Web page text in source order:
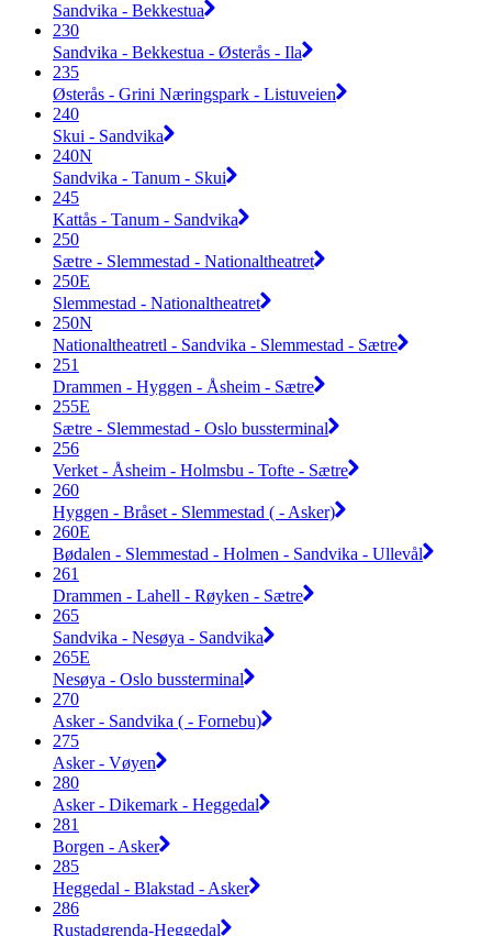
Sandvika - Bekkestua
230
Sandvika - Bekkestua - Østerås - Ila
235
Østerås - Grini Næringspark - Listuveien
240
Skui - Sandvika
240N
Sandvika - Tanum - Skui
245
Kattås - Tanum - Sandvika
250
Sætre - Slemmestad - Nationaltheatret
250E
Slemmestad - Nationaltheatret
250N
Nationaltheatretl - Sandvika - Slemmestad - Sætre
251
Drammen - Hyggen - Åsheim - Sætre
255E
Sætre - Slemmestad - Oslo bussterminal
256
Verket - Åsheim - Holmsbu - Tofte - Sætre
260
Hyggen - Bråset - Slemmestad ( - Asker)
260E
Bødalen - Slemmestad - Holmen - Sandvika - Ullevål
261
Drammen - Lahell - Røyken - Sætre
265
Sandvika - Nesøya - Sandvika
265E
Nesøya - Oslo bussterminal
270
Asker - Sandvika ( - Fornebu)
275
Asker - Vøyen
280
Asker - Dikemark - Heggedal
281
Borgen - Asker
285
Heggedal - Blakstad - Asker
286
Rustadgrenda-Heggedal